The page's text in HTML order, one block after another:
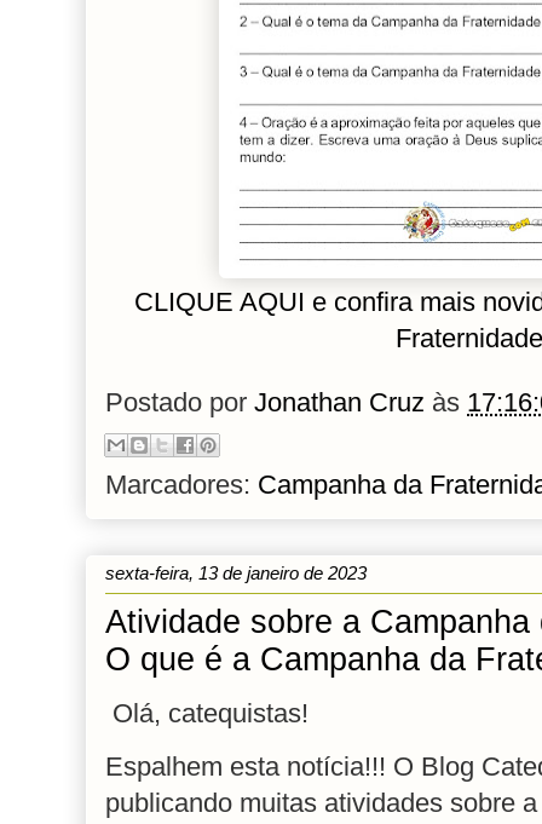
CLIQUE AQUI e confira mais
Postado por Jonathan Cruz às
Marcadores: Campanha da
sexta-feira, 13 de janeiro de 2023
Atividade sobre a
O que é a Campanha da
Olá, catequistas!
Espalhem esta notícia!!! O Blog
publicando muitas atividades sobre